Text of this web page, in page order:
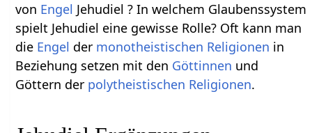
von Engel Jehudiel ? In welchem Glaubenssystem
spielt Jehudiel eine gewisse Rolle? Oft kann man
die Engel der monotheistischen Religionen in
Beziehung setzen mit den Göttinnen und
Göttern der polytheistischen Religionen.